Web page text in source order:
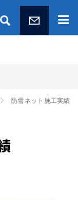
防雪ネット施工実績